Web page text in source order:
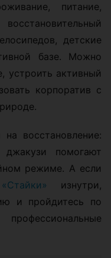
питание,
детские
базе. Можно
устроить активный
корпоратив с
восстановление:
помогают
режиме. А если
«Стайки» изнутри,
и пройдитесь по